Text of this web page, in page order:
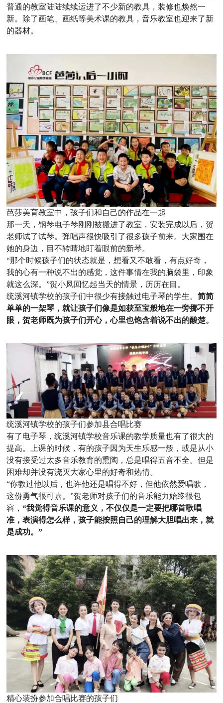
普通的教室陆陆续续运进了不少新的教具，装修也焕然一
新。除了画笔、画纸等美术课的教具，音乐教室也迎来了新
的器材。
芭莎美育教室中，孩子们和自己的作品在一起
那一天，钢琴电子琴刚刚被搬进了教室，安装完成以后，贺
老师试了试琴。弹唱声很快吸引了很多孩子前来。大家围在
她的身边，目不转睛地盯着眼前的新琴。
“那个时候孩子们的状态就是，想看又不敢看，有点好奇，
我的心有一种说不出的感觉，这件事情在我的脑袋里，印象
就这么深。”贺小凤回忆起当天的情景，历历在目。
统溪河镇学校的孩子们中很少有接触过电子琴的学生。简简
单单的一架琴，就让孩子们像是如获至宝般地在一旁挪不开
眼，贺老师既为孩子们开心，心里也饱含着说不出的酸楚。
统溪河镇学校的孩子们参加县合唱比赛
有了电子琴，统溪河镇学校音乐课的教学质量也有了很大的
提高。上课的时候，有的孩子因为天生乐感一般，或是从小
没有接受过太多音乐教育的熏陶，总是唱得五音不全。但是
困难却并没有浇灭大家心里的好奇和热情。
“你教过他以后，也许他还是唱得不好，但他依然爱唱歌，
这份勇气很可嘉。”贺老师对孩子们的音乐能力始终很包
容，“我觉得音乐课的意义，不仅仅是一定要把哪首歌唱
准，表演得怎么样，孩子能按照自己的理解大胆唱出来，就
是成功。”
精心装扮参加合唱比赛的孩子们